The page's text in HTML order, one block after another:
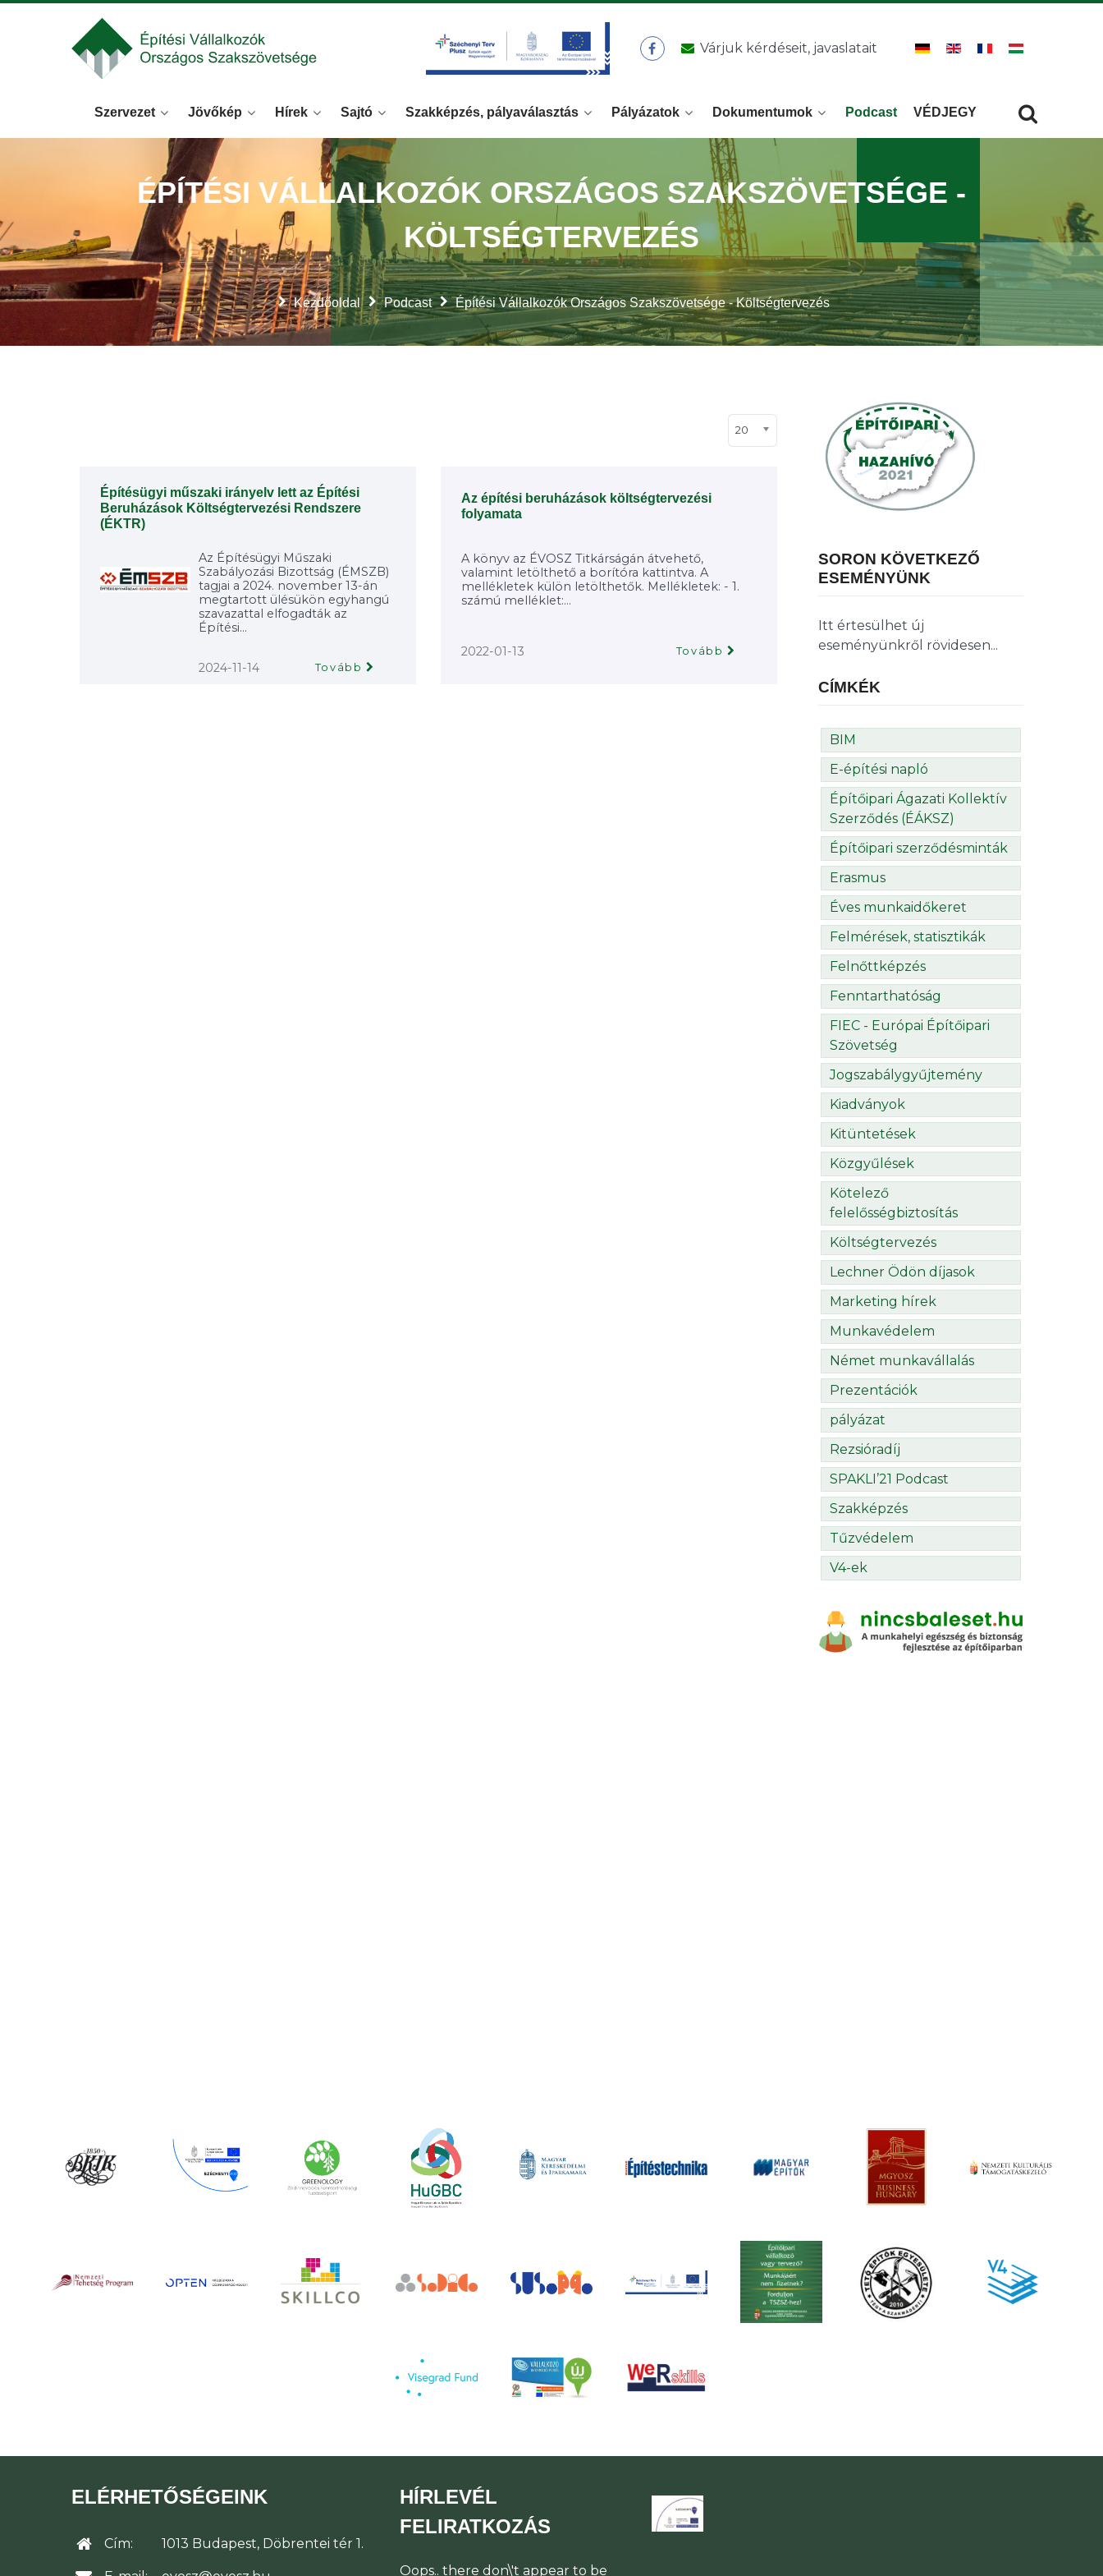
Várjuk kérdéseit, javaslatait
Szervezet Jövőkép Hírek Sajtó Szakképzés, pályaválasztás Pályázatok Dokumentumok Podcast VÉDJEGY
Kezdőoldal Podcast Építési Vállalkozók Országos Szakszövetsége - Költségtervezés
ÉPÍTÉSI VÁLLALKOZÓK ORSZÁGOS SZAKSZÖVETSÉGE -
KÖLTSÉGTERVEZÉS
Tételek #
20
Építésügyi műszaki irányelv lett az Építési
Beruházások Költségtervezési Rendszere
(ÉKTR)
Az Építésügyi Műszaki
Szabályozási Bizottság (ÉMSZB)
tagjai a 2024. november 13-án
megtartott ülésükön egyhangú
szavazattal elfogadták az
Építési...
2024-11-14 Tovább
Az építési beruházások költségtervezési
folyamata
A könyv az ÉVOSZ Titkárságán átvehető,
valamint letölthető a borítóra kattintva. A
mellékletek külön letölthetők. Mellékletek: - 1.
számú melléklet:...
2022-01-13 Tovább
SORON KÖVETKEZŐ
ESEMÉNYÜNK
Itt értesülhet új
eseményünkről rövidesen...
CÍMKÉK
BIM
E-építési napló
Építőipari Ágazati Kollektív
Szerződés (ÉÁKSZ)
Építőipari szerződésminták
Erasmus
Éves munkaidőkeret
Felmérések, statisztikák
Felnőttképzés
Fenntarthatóság
FIEC - Európai Építőipari
Szövetség
Jogszabálygyűjtemény
Kiadványok
Kitüntetések
Közgyűlések
Kötelező
felelősségbiztosítás
Költségtervezés
Lechner Ödön díjasok
Marketing hírek
Munkavédelem
Német munkavállalás
Prezentációk
pályázat
Rezsióradíj
SPAKLI’21 Podcast
Szakképzés
Tűzvédelem
V4-ek
ELÉRHETŐSÉGEINK
Cím: 1013 Budapest, Döbrentei tér 1.
HÍRLEVÉL
FELIRATKOZÁS
Oops.. there don\'t appear to be